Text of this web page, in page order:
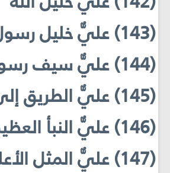
(143) عليٌّ خليل رسول الله
(144) عليٌّ سيف رسول الله
(145) عليٌّ الطريق إلى الله
(146) عليٌّ النبأ العظيم
(147) عليٌّ المثل الأعلى